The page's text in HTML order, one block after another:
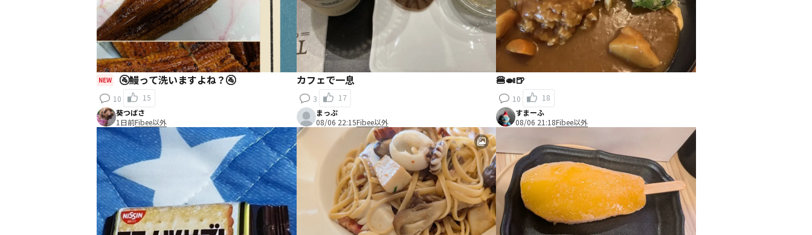
NEW 🚰鰻って洗いますよね？🚰
10 15
カフェで一息
3 17
🍔🍛🍺
10
18
葵つばさ
1日前Fibee以外
まっぷ
08/06 22:15Fibee以外
すまーふ
08/06 21:18Fibee以外